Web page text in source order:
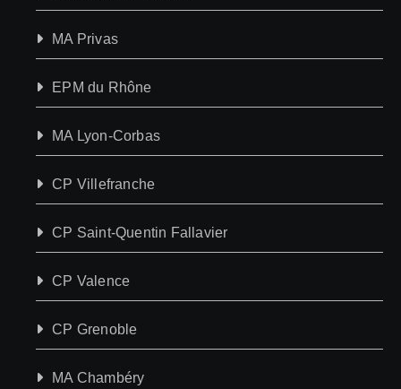
MA Privas
EPM du Rhône
MA Lyon-Corbas
CP Villefranche
CP Saint-Quentin Fallavier
CP Valence
CP Grenoble
MA Chambéry